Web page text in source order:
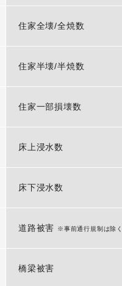
住家全壊/全焼数
住家半壊/半焼数
住家一部損壊数
床上浸水数
床下浸水数
道路被害 ※事前通行規制は除く
橋梁被害